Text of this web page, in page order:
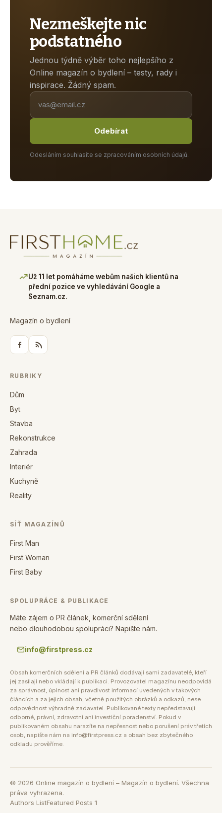
Nezmeškejte nic
podstatného
Jednou týdně výběr toho nejlepšího z
Online magazín o bydlení – testy, rady i
inspirace. Žádný spam.
Odebírat
Odesláním souhlasíte se zpracováním osobních údajů.
Už 11 let pomáháme webům našich klientů na
přední pozice ve vyhledávání Google a
Seznam.cz.
Magazín o bydlení
RUBRIKY
Dům
Byt
Stavba
Rekonstrukce
Zahrada
Interiér
Kuchyně
Reality
SÍŤ MAGAZÍNŮ
First Man
First Woman
First Baby
SPOLUPRÁCE & PUBLIKACE
Máte zájem o PR článek, komerční sdělení
nebo dlouhodobou spolupráci? Napište nám.
info@firstpress.cz
Obsah komerčních sdělení a PR článků dodávají sami zadavatelé, kteří
jej zasílají nebo vkládají k publikaci. Provozovatel magazínu neodpovídá
za správnost, úplnost ani pravdivost informací uvedených v takových
článcích a za jejich obsah, včetně použitých obrázků a odkazů, nese
odpovědnost výhradně zadavatel. Publikované texty nepředstavují
odborné, právní, zdravotní ani investiční poradenství. Pokud v
publikovaném obsahu narazíte na nepřesnost nebo porušení práv třetích
osob, napište nám na info@firstpress.cz a obsah bez zbytečného
odkladu prověříme.
© 2026 Online magazín o bydlení – Magazín o bydlení. Všechna
práva vyhrazena.
Authors ListFeatured Posts 1